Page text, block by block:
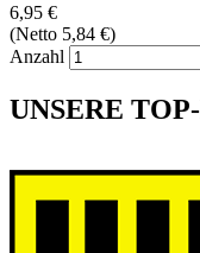
6,95 €
(Netto 5,84 €)
Anzahl
UNSERE